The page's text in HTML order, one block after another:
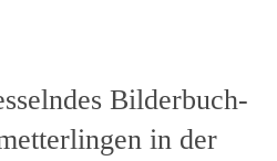
Bilderbuch-
in der